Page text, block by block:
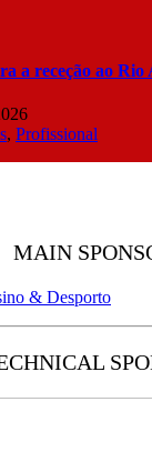
a receção ao Rio
, Profissional
MAIN